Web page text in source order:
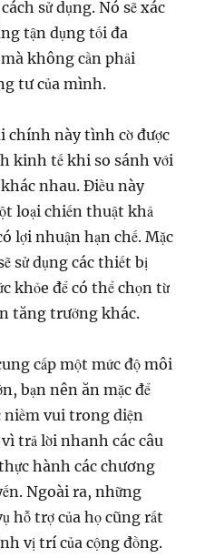
sử dụng. Nó sẽ xác
tận dụng tối đa
không cần phải
tư của mình.
chính này tình cờ được
kinh tế khi so sánh với
nhau. Điều này
loại chiến thuật khả
lợi nhuận hạn chế. Mặc
sử dụng các thiết bị
khỏe để có thể chọn từ
tăng trưởng khác.
cấp một mức độ môi
bạn nên ăn mặc để
niềm vui trong diện
trả lời nhanh các câu
hành các chương
Ngoài ra, những
hỗ trợ của họ cũng rất
vị trí của cộng đồng.